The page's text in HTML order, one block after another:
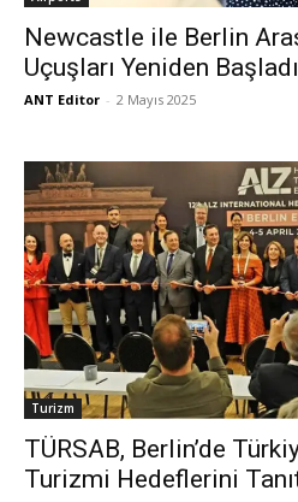
Newcastle ile Berlin
Uçuşları Yeniden Başladı
ANT Editor - 2 Mayıs 2025
Turizm
TÜRSAB, Berlin’de
Turizmi Hedeflerini